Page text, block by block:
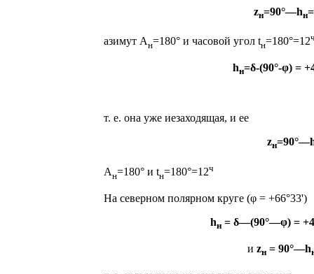
zн=90°—hн
азимут Aн=180° и часовой угол tн=180°=12
hн=δ-(90°-φ) =
т. е. она уже иезаходящая, и ее
zн
Aн=180° и tн=180°=12ч
На северном полярном круге (φ = +66°33')
hн= δ—(90°—φ) =
и zн = 90°—h